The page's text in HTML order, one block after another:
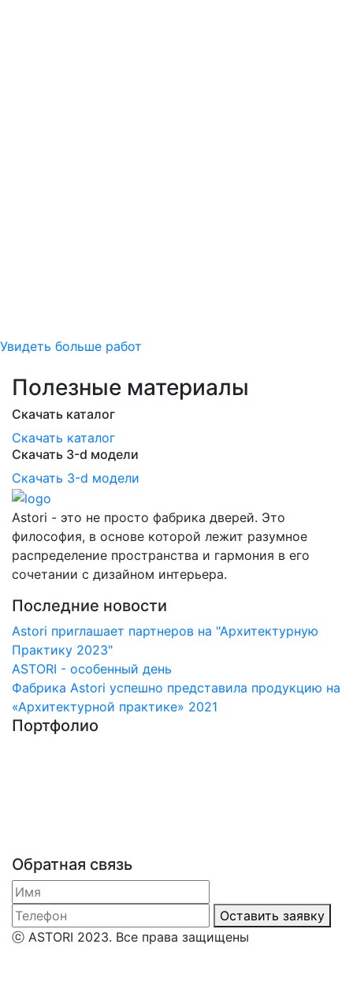
Увидеть больше работ
Полезные материалы
Скачать каталог
Скачать каталог
Скачать 3-d модели
Скачать 3-d модели
Astori - это не просто фабрика дверей. Это
философия, в основе которой лежит разумное
распределение пространства и гармония в его
сочетании с дизайном интерьера.
Последние новости
Astori приглашает партнеров на "Архитектурную
Практику 2023"
ASTORI - особенный день
Фабрика Astori успешно представила продукцию на
«Архитектурной практике» 2021
Портфолио
Обратная связь
Оставить заявку
ⓒ ASTORI 2023. Все права защищены